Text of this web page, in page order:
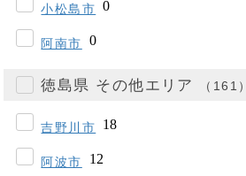
小松島市
阿南市
徳島県 その他エリア （161）
吉野川市
阿波市